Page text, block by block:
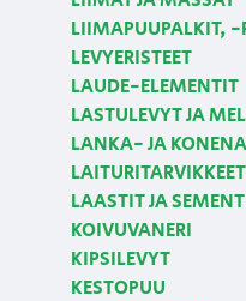
LIIMAPUUPALKIT, -
LEVYERISTEET
LAUDE-ELEMENTIT
LASTULEVYT JA
LANKA- JA
LAITURITARVIKKEET
LAASTIT JA
KOIVUVANERI
KIPSILEVYT
KESTOPUU